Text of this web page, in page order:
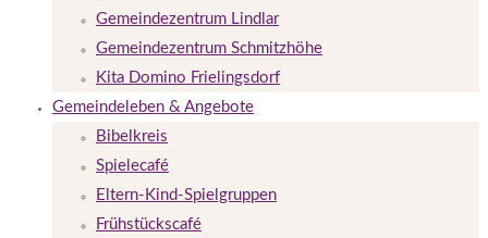
Gemeindezentrum Lindlar
Gemeindezentrum Schmitzhöhe
Kita Domino Frielingsdorf
Gemeindeleben & Angebote
Bibelkreis
Spielecafé
Eltern-Kind-Spielgruppen
Frühstückscafé